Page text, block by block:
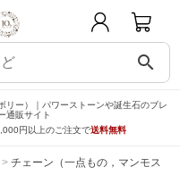
search
リー）｜パワーストーンや誕生石のブレ
通販サイト
円以上のご注文で送料無料
チェーン（一点もの，マンモスア